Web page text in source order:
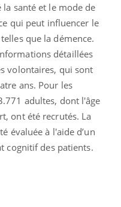
la santé et le mode de
qui peut influencer le
que la démence.
détaillées
volontaires, qui sont
ans. Pour les
adultes, dont l'âge
ont été recrutés. La
évaluée à l'aide d’un
cognitif des patients.